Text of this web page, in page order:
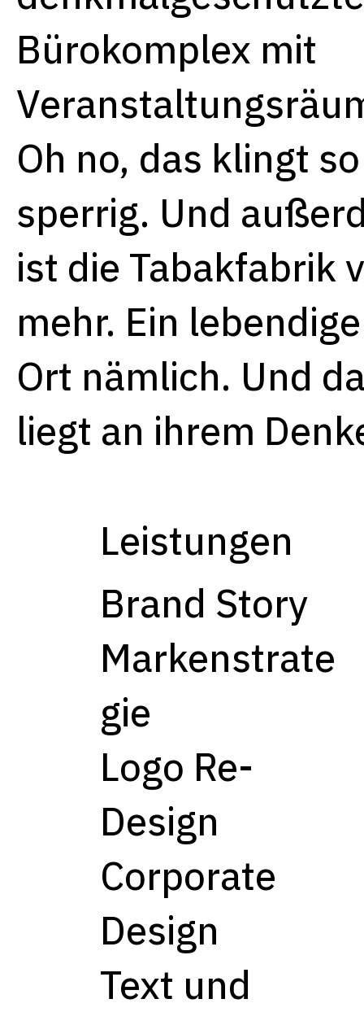
Bürokomplex mit
Oh no, das klingt so
sperrig. Und
ist die Tabakfabrik
mehr. Ein
Ort nämlich. Und
liegt an ihrem
Leistungen
Brand Story
Markenstrate
gie
Logo Re-
Design
Corporate
Design
Text und